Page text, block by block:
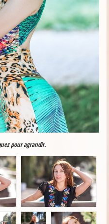
pour agrandir.